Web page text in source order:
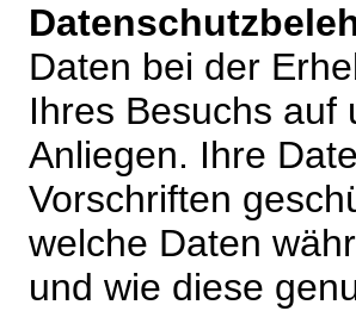
Daten bei der
Ihres Besuchs auf
Anliegen. Ihre
Vorschriften
welche Daten
und wie diese